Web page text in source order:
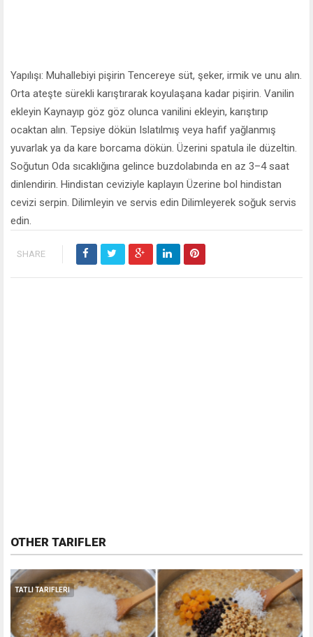
Yapılışı: Muhallebiyi pişirin Tencereye süt, şeker, irmik ve unu alın.
Orta ateşte sürekli karıştırarak koyulaşana kadar pişirin. Vanilin
ekleyin Kaynayıp göz göz olunca vanilini ekleyin, karıştırıp
ocaktan alın. Tepsiye dökün Islatılmış veya hafif yağlanmış
yuvarlak ya da kare borcama dökün. Üzerini spatula ile düzeltin.
Soğutun Oda sıcaklığına gelince buzdolabında en az 3–4 saat
dinlendirin. Hindistan ceviziyle kaplayın Üzerine bol hindistan
cevizi serpin. Dilimleyin ve servis edin Dilimleyerek soğuk servis
edin.
SHARE
OTHER TARIFLER
TATLI TARIFLERI